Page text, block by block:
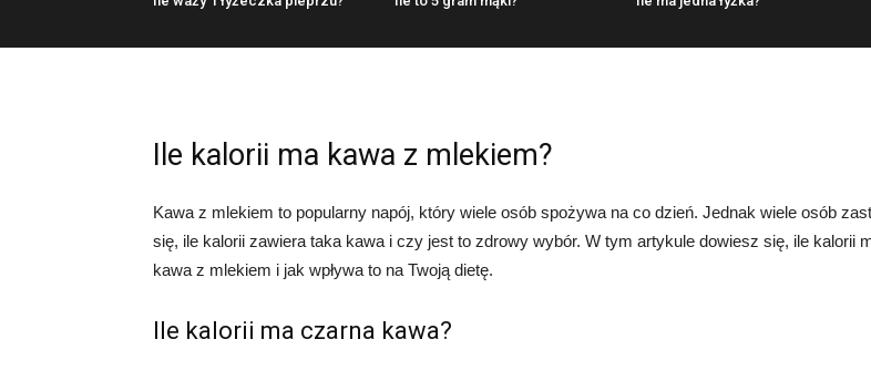
Ile kalorii ma kawa z mlekiem?
Kawa z mlekiem to popularny napój, który wiele osób spożywa na co dzień. Jednak wiele osób
się, ile kalorii zawiera taka kawa i czy jest to zdrowy wybór. W tym artykule dowiesz się, ile kalorii
kawa z mlekiem i jak wpływa to na Twoją dietę.
Ile kalorii ma czarna kawa?